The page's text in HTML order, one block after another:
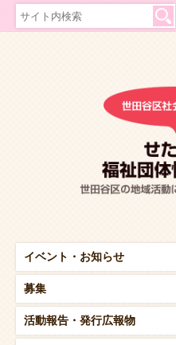
イベント・ お知らせ
募集
活動報告・ 発行広報物